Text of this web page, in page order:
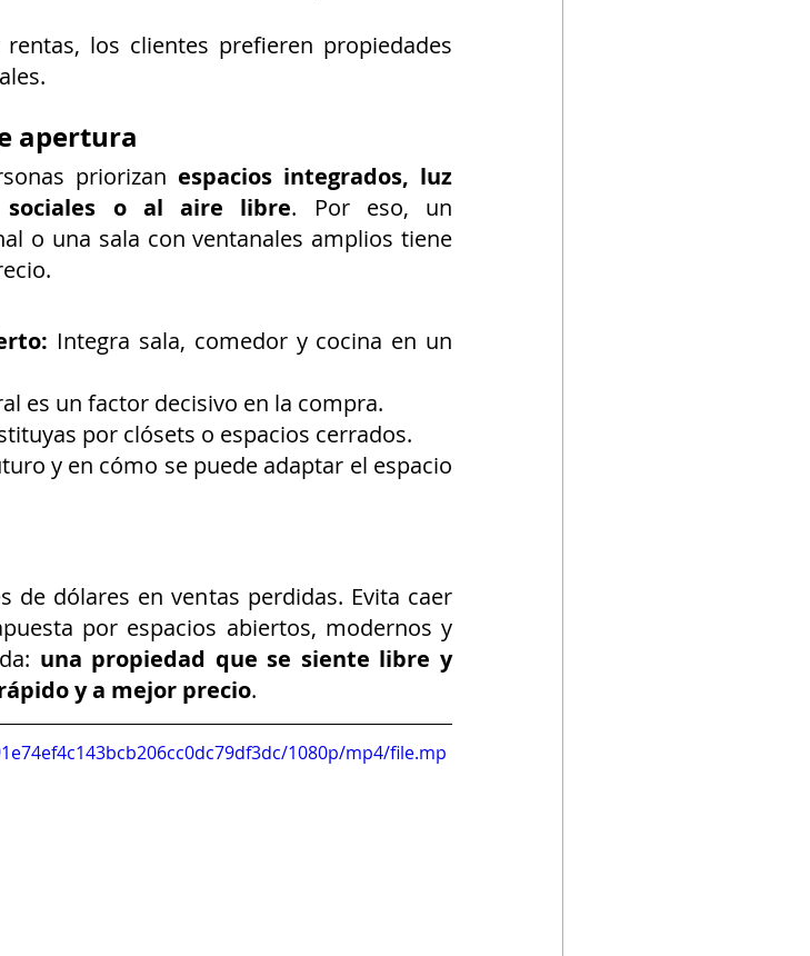
los clientes prefieren propiedades
apertura
priorizan espacios integrados, luz
o al aire libre. Por eso, un
o una sala con ventanales amplios tiene
Integra sala, comedor y cocina en un
es un factor decisivo en la compra.
por clósets o espacios cerrados.
y en cómo se puede adaptar el espacio
de dólares en ventas perdidas. Evita caer
por espacios abiertos, modernos y
una propiedad que se siente libre y
y a mejor precio.
1080p/mp4/file.mp